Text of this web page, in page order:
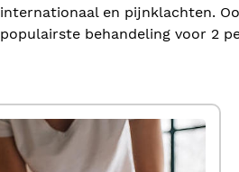
internationaal en pijnklachten.
populairste behandeling voor 2